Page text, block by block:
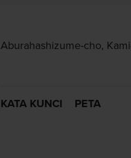
Aburahashizume-cho,
KATA KUNCI PETA